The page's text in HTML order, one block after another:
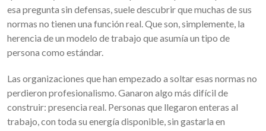
esa pregunta sin defensas, suele descubrir que muchas de sus
normas no tienen una función real. Que son, simplemente, la
herencia de un modelo de trabajo que asumía un tipo de
persona como estándar.
Las organizaciones que han empezado a soltar esas normas no
perdieron profesionalismo. Ganaron algo más difícil de
construir: presencia real. Personas que llegaron enteras al
trabajo, con toda su energía disponible, sin gastarla en